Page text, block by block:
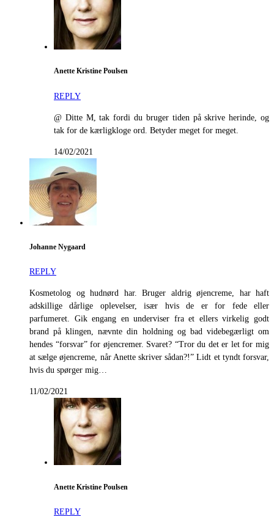
Anette Kristine Poulsen
REPLY
@ Ditte M, tak fordi du bruger tiden på skrive herinde, og
tak for de kærligkloge ord. Betyder meget for meget.
14/02/2021
Johanne Nygaard
REPLY
Kosmetolog og hudnørd har. Bruger aldrig øjencreme, har haft
adskillige dårlige oplevelser, især hvis de er for fede eller
parfumeret. Gik engang en underviser fra et ellers virkelig godt
brand på klingen, nævnte din holdning og bad videbegærligt om
hendes “forsvar” for øjencremer. Svaret? “Tror du det er let for mig
at sælge øjencreme, når Anette skriver sådan?!” Lidt et tyndt forsvar,
hvis du spørger mig…
11/02/2021
Anette Kristine Poulsen
REPLY